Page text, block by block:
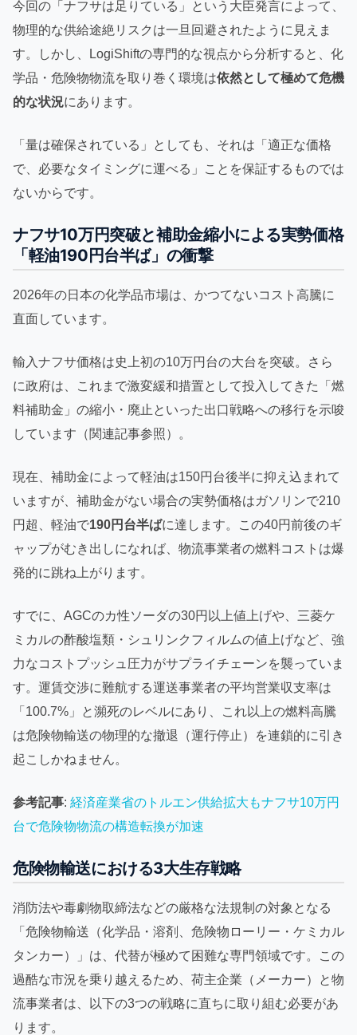
今回の「ナフサは足りている」という大臣発言によって、
物理的な供給途絶リスクは一旦回避されたように見えま
す。しかし、LogiShiftの専門的な視点から分析すると、化
学品・危険物物流を取り巻く環境は依然として極めて危機
的な状況にあります。
「量は確保されている」としても、それは「適正な価格
で、必要なタイミングに運べる」ことを保証するものでは
ないからです。
ナフサ10万円突破と補助金縮小による実勢価格
「軽油190円台半ば」の衝撃
2026年の日本の化学品市場は、かつてないコスト高騰に
直面しています。
輸入ナフサ価格は史上初の10万円台の大台を突破。さら
に政府は、これまで激変緩和措置として投入してきた「燃
料補助金」の縮小・廃止といった出口戦略への移行を示唆
しています（関連記事参照）。
現在、補助金によって軽油は150円台後半に抑え込まれて
いますが、補助金がない場合の実勢価格はガソリンで210
円超、軽油で190円台半ばに達します。この40円前後のギ
ャップがむき出しになれば、物流事業者の燃料コストは爆
発的に跳ね上がります。
すでに、AGCのカ性ソーダの30円以上値上げや、三菱ケ
ミカルの酢酸塩類・シュリンクフィルムの値上げなど、強
力なコストプッシュ圧力がサプライチェーンを襲っていま
す。運賃交渉に難航する運送事業者の平均営業収支率は
「100.7%」と瀕死のレベルにあり、これ以上の燃料高騰
は危険物輸送の物理的な撤退（運行停止）を連鎖的に引き
起こしかねません。
参考記事: 経済産業省のトルエン供給拡大もナフサ10万円
台で危険物物流の構造転換が加速
危険物輸送における3大生存戦略
消防法や毒劇物取締法などの厳格な法規制の対象となる
「危険物輸送（化学品・溶剤、危険物ローリー・ケミカル
タンカー）」は、代替が極めて困難な専門領域です。この
過酷な市況を乗り越えるため、荷主企業（メーカー）と物
流事業者は、以下の3つの戦略に直ちに取り組む必要があ
ります。